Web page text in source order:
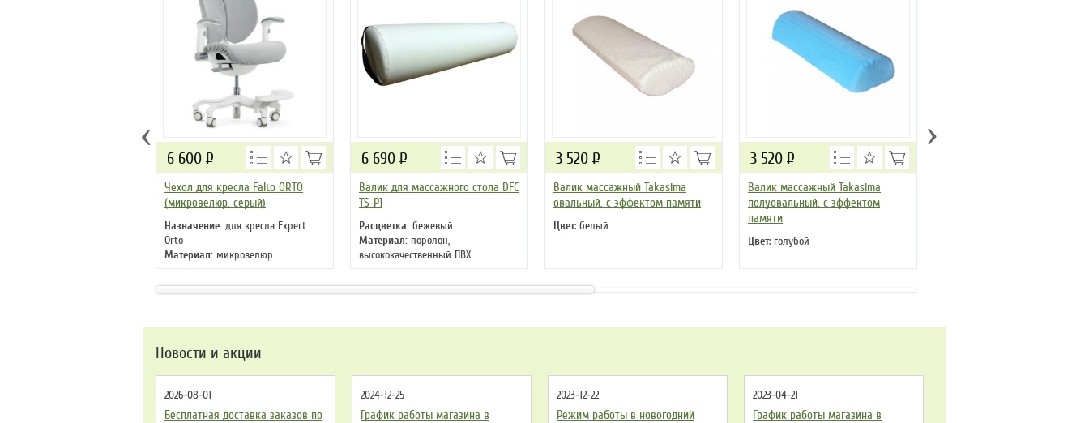
Чехол для кресла Falto ORTO
(микровелюр, серый)
Назначение: для кресла Expert
Orto
Материал: микровелюр
6 600 Р
Валик для массажного стола DFC
TS-P1
Расцветка: бежевый
Материал: поролон,
высококачественный ПВХ
Размер:15 см х 65 см
6 690 Р
Валик массажный Takasima
овальный, с эффектом памяти
Цвет: белый
3 520 Р
Валик массажный Takasima
полуовальный, с эффектом
памяти
Цвет: голубой
3 520 Р
‹ ›
Новости и акции
2026-08-01
Бесплатная доставка заказов по
2024-12-25
График работы магазина в
2023-12-22
Режим работы в новогодний
2023-04-21
График работы магазина в